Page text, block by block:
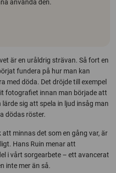
använda den.
är en uråldrig strävan. Så fort en
fundera på hur man kan
med döda. Det dröjde till exempel
fotografiet innan man började att
sig att spela in ljud insåg man
dödas röster.
minnas det som en gång var, är
Hans Ruin menar att
i vårt sorgearbete – ett avancerat
inte mer än så.